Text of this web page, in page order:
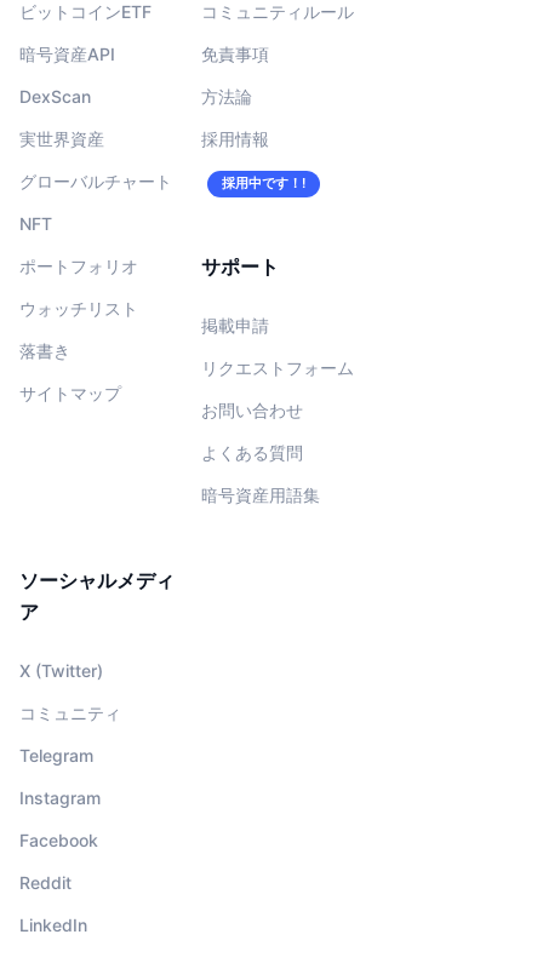
ビットコインETF
暗号資産API
DexScan
実世界資産
グローバルチャート
NFT
ポートフォリオ
ウォッチリスト
落書き
サイトマップ
コミュニティルール
免責事項
方法論
採用情報
採用中です！!
サポート
掲載申請
リクエストフォーム
お問い合わせ
よくある質問
暗号資産用語集
ソーシャルメディ
ア
X (Twitter)
コミュニティ
Telegram
Instagram
Facebook
Reddit
LinkedIn